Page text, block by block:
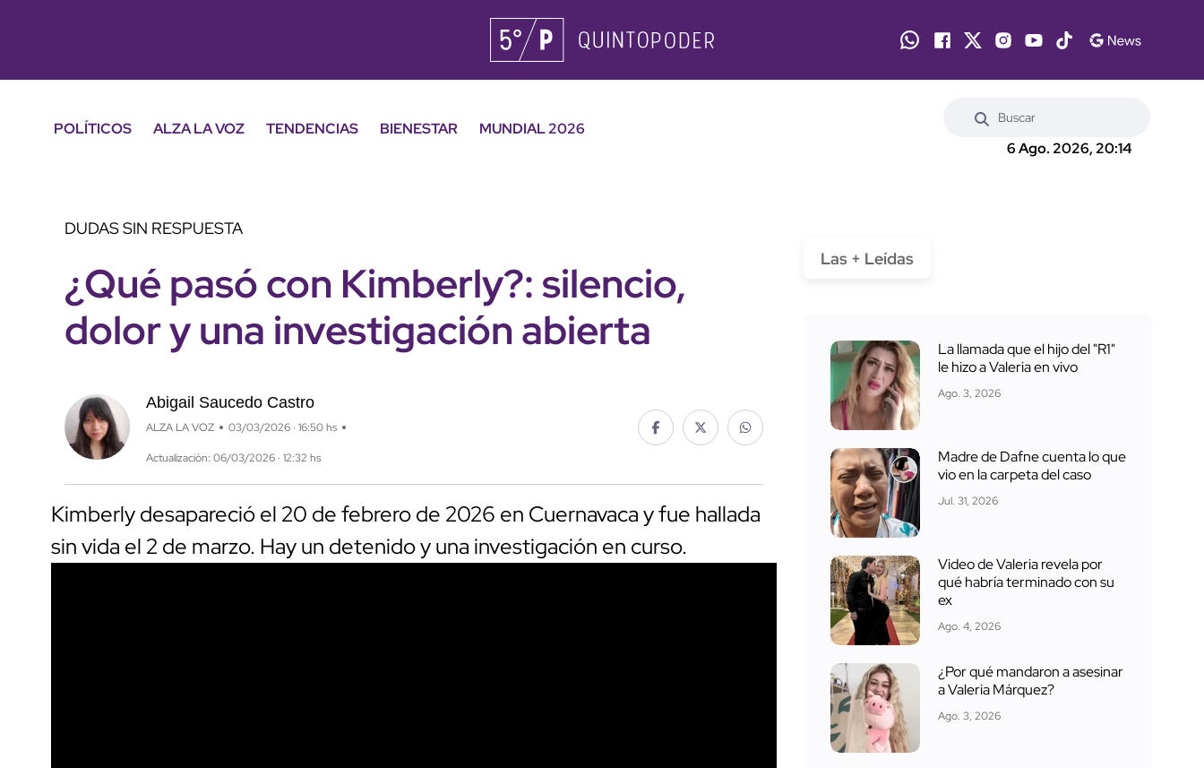
POLÍTICOS ALZA LA VOZ TENDENCIAS BIENESTAR
MUNDIAL 2026
6 Ago. 2026, 20:14
DUDAS SIN RESPUESTA
¿Qué pasó con Kimberly?: silencio,
dolor y una investigación abierta
Abigail Saucedo Castro
ALZA LA VOZ 03/03/2026 · 16:50 hs
Actualización: 06/03/2026 · 12:32 hs
Kimberly desapareció el 20 de febrero de 2026 en Cuernavaca y fue hallada
sin vida el 2 de marzo. Hay un detenido y una investigación en curso.
Las + Leídas
La llamada que el hijo del "R1"
le hizo a Valeria en vivo
Ago. 3, 2026
Madre de Dafne cuenta lo que
vio en la carpeta del caso
Jul. 31, 2026
Video de Valeria revela por
qué habría terminado con su
ex
Ago. 4, 2026
¿Por qué mandaron a asesinar
a Valeria Márquez?
Ago. 3, 2026